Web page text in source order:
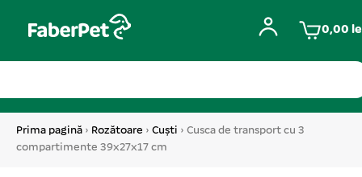
0,00
Prima pagină › Rozătoare › Cuști › Cusca de transport cu 3
compartimente 39x27x17 cm